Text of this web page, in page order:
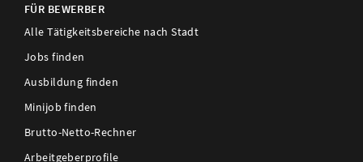
FÜR BEWERBER
Alle Tätigkeitsbereiche nach Stadt
Jobs finden
Ausbildung finden
Minijob finden
Brutto-Netto-Rechner
Arbeitgeberprofile